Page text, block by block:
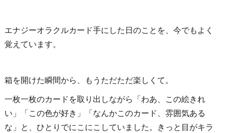
エナジーオラクルカード手にした日のことを、今でもよく
覚えています。
箱を開けた瞬間から、もうただただ楽しくて。
一枚一枚のカードを取り出しながら「わあ、この絵きれ
い」「この色が好き」「なんかこのカード、雰囲気ある
な」と、ひとりでにこにこしていました。きっと目がキラ